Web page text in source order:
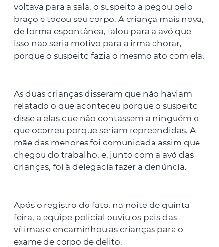
voltava para a sala, o suspeito a pegou pelo
braço e tocou seu corpo. A criança mais nova,
de forma espontânea, falou para a avó que
isso não seria motivo para a irmã chorar,
porque o suspeito fazia o mesmo ato com ela.
As duas crianças disseram que não haviam
relatado o que aconteceu porque o suspeito
disse a elas que não contassem a ninguém o
que ocorreu porque seriam repreendidas. A
mãe das menores foi comunicada assim que
chegou do trabalho, e, junto com a avó das
crianças, foi à delegacia fazer a denúncia.
Após o registro do fato, na noite de quinta-
feira, a equipe policial ouviu os pais das
vítimas e encaminhou as crianças para o
exame de corpo de delito.